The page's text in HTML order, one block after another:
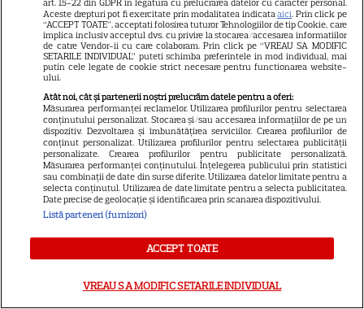
momentul astral care îți poate
schimba direcția vieții
Ploaia de meteori Delta
Aquaride 2026: când o poți
vedea cel mai bine
Ce este scorțișoara Ceylon și
Aceste drepturi pot fi exercitate prin modalitatea indicataaici. Prin click pe
“ACCEPT TOATE”, acceptati folosirea tuturor Tehnologiilor de tip Cookie, care
implica inclusiv acceptul dvs. cu privire la stocarea/accesarea informatiilor
de catre Vendor-ii cu care colaboram. Prin click pe “VREAU SA MODIFIC
SETARILE INDIVIDUAL” puteti schimba preferintele in mod individual, mai
putin cele legate de cookie strict necesare pentru functionarea website-
ului.
Atât noi, cât și partenerii noștri prelucrăm datele pentru a oferi:
Măsurarea performanței reclamelor. Utilizarea profilurilor pentru selectarea
conținutului personalizat. Stocarea și/sau accesarea informațiilor de pe un
dispozitiv. Dezvoltarea și îmbunătățirea serviciilor. Crearea profilurilor de
conținut personalizat. Utilizarea profilurilor pentru selectarea publicității
personalizate. Crearea profilurilor pentru publicitate personalizată.
Măsurarea performanței conținutului. Înțelegerea publicului prin statistici
sau combinații de date din surse diferite. Utilizarea datelor limitate pentru a
selecta conținutul. Utilizarea de date limitate pentru a selecta publicitatea.
Date precise de geolocație și identificarea prin scanarea dispozitivului.
Listă parteneri (furnizori)
ACCEPT TOATE
VREAU SA MODIFIC SETARILE INDIVIDUAL